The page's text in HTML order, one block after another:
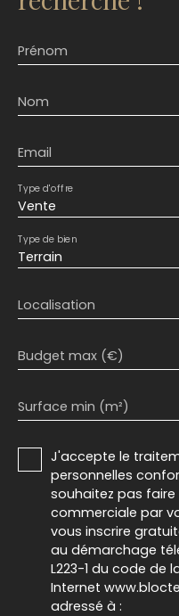
Prénom
Nom
Email
Vente
Type d'offre
Terrain
Type de bien
Localisation
Budget max (€)
Surface min (m²)
J'accepte le
personnelles
souhaitez pas
commerciale par
vous inscrire
au démarchage
L223-1 du code de
Internet
adressé à :